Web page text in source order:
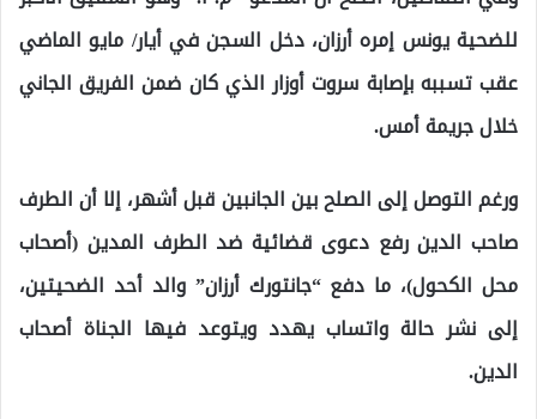
للضحية يونس إمره أرزان، دخل السجن في أيار/ مايو الماضي
عقب تسببه بإصابة سروت أوزار الذي كان ضمن الفريق الجاني
خلال جريمة أمس.
ورغم التوصل إلى الصلح بين الجانبين قبل أشهر، إلا أن الطرف
صاحب الدين رفع دعوى قضائية ضد الطرف المدين (أصحاب
محل الكحول)، ما دفع “جانتورك أرزان” والد أحد الضحيتين،
إلى نشر حالة واتساب يهدد ويتوعد فيها الجناة أصحاب
الدين.